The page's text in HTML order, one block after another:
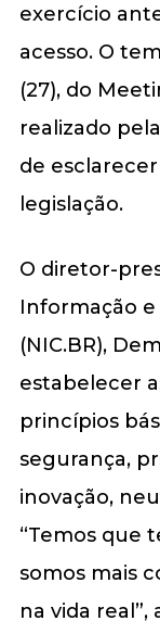
exercício
acesso. O
(27), do
realizado
de
legislação.
O diretor-
Informação
(NIC.BR),
estabelecer
princípios
segurança,
inovação,
“Temos que
somos mais
na vida real”,